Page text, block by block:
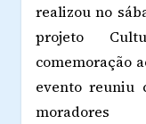
realizou no
projeto
comemoração
evento reuniu